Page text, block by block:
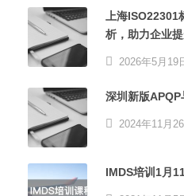
上海
析，助力企业
2026年5月19
深圳新版
2024年11月
IMDS培训1月